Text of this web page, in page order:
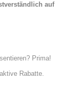
auf
Prima!
Rabatte.